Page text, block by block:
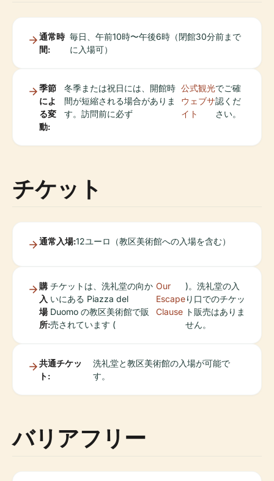
通常時
間:
毎日、午前10時〜午後6時（閉館30分前まで
に入場可）
季節
によ
る変
動:
冬季または祝日には、開館時
間が短縮される場合がありま
す。訪問前に必ず
公式観光
ウェブサ
イト
でご確
認くだ
さい。
チケット
通常入場:12ユーロ（教区美術館への入場を含む）
購
入
場
所:
チケットは、洗礼堂の向か
いにある Piazza del
Duomo の教区美術館で販
売されています (
Our
Escape
Clause
)。洗礼堂の入
り口でのチケッ
ト販売はありま
せん。
共通チケッ
ト:
洗礼堂と教区美術館の入場が可能で
す。
バリアフリー